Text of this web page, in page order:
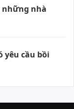
những nhà
yêu cầu bồi